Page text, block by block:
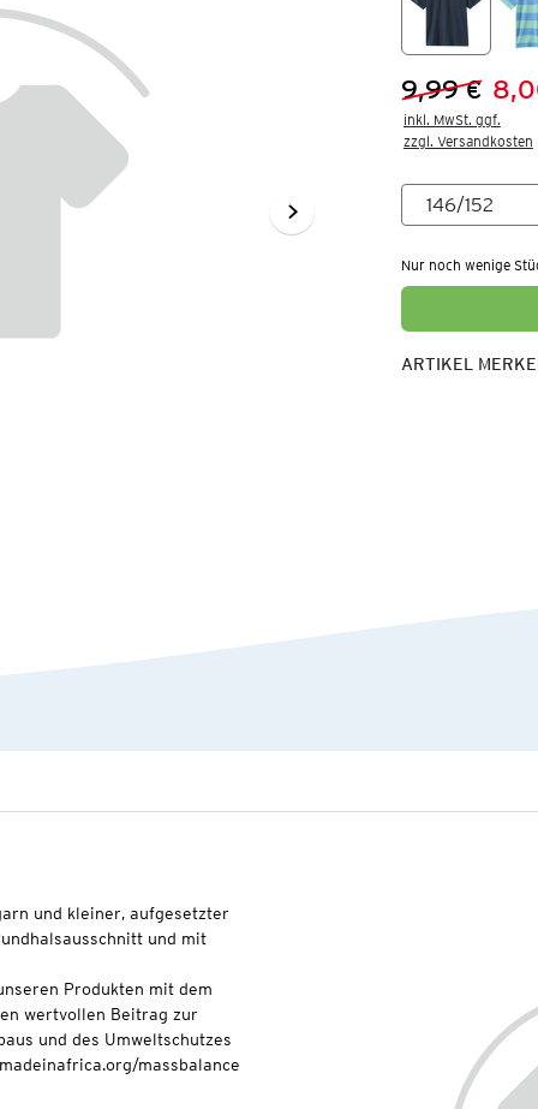
Vorheriger
9,99 €
Neuer
inkl. MwSt. ggf.
zzgl. Versandkosten
Nur noch wenige
ARTIKEL
und kleiner, aufgesetzter
und mit
Produkten mit dem
wertvollen Beitrag zur
und des Umweltschutzes
massbalance